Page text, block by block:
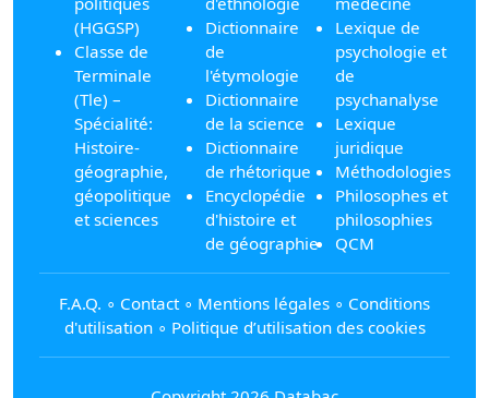
(HGGSP)
Classe de
Terminale
(Tle) –
Spécialité:
Histoire-
géographie,
géopolitique
et sciences
Dictionnaire
de
l'étymologie
Dictionnaire
de la science
Dictionnaire
de rhétorique
Encyclopédie
d'histoire et
de géographie
Lexique de
psychologie et
de
psychanalyse
Lexique
juridique
Méthodologies
Philosophes et
philosophies
QCM
F.A.Q. ∘ Contact ∘ Mentions légales ∘ Conditions
d'utilisation∘ Politique d’utilisation des cookies